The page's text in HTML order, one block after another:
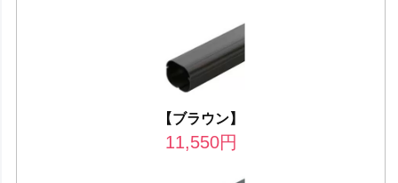
【ブラウン】
11,550円